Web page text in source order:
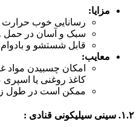
مزایا:
رسانایی خوب
سبک و آسان در حمل
قابل شستشو و بادوام
معایب:
امکان چسبیدن مواد
کاغذ روغنی یا
ممکن است در طول
۱.۲. سینی سیلیکونی قنادی :